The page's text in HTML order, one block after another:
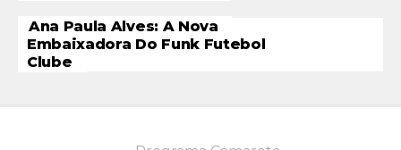
Ana Paula Alves: A Nova
Embaixadora Do Funk Futebol
Clube